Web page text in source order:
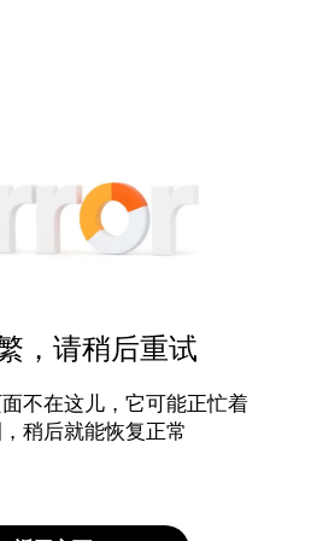
，请稍后重试
不在这儿，它可能正忙着
稍后就能恢复正常